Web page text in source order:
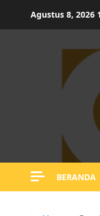
Agustus 8, 2026
BERANDA